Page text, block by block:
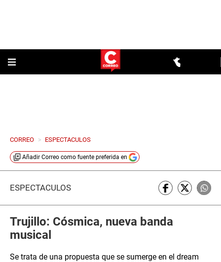
CORREO > ESPECTACULOS
Añadir Correo como fuente preferida en
ESPECTÁCULOS
Trujillo: Cósmica, nueva banda
musical
Se trata de una propuesta que se sumerge en el dream